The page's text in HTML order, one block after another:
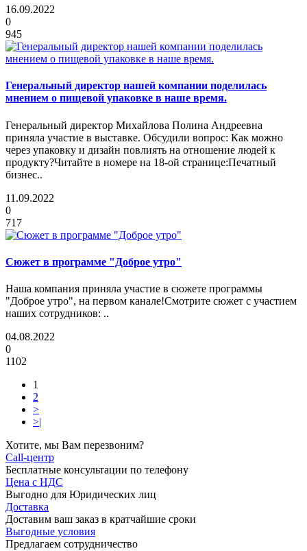
16.09.2022
0
945
Генеральный директор нашей компании поделилась
мнением о пищевой упаковке в наше время.
Генеральный директор Михайлова Полина Андреевна
приняла участие в выставке. Обсудили вопрос: Как можно
через упаковку и дизайн повлиять на отношение людей к
продукту?Читайте в номере на 18-ой странице:Печатный
бизнес..
11.09.2022
0
717
Сюжет в программе "Доброе утро"
Наша компания приняла участие в сюжете программы
"Доброе утро", на первом канале!Смотрите сюжет с участием
наших сотрудников: ..
04.08.2022
0
1102
1
2
>
>|
Хотите, мы Вам перезвоним?
Call-центр
Бесплатные консультации по телефону
Цена с НДС
Выгодно для Юридических лиц
Доставка
Доставим ваш заказ в кратчайшие сроки
Выгодные условия
Предлагаем сотрудничество